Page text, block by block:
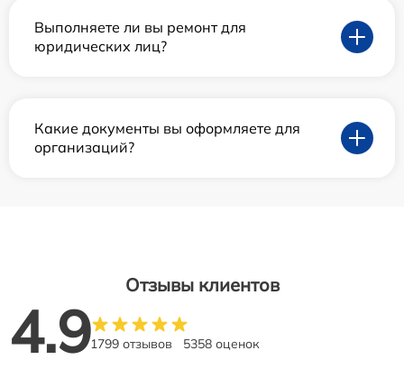
Выполняете ли вы ремонт для
юридических лиц?
Какие документы вы оформляете для
организаций?
Отзывы клиентов
4.91799 отзывов 5358 оценок